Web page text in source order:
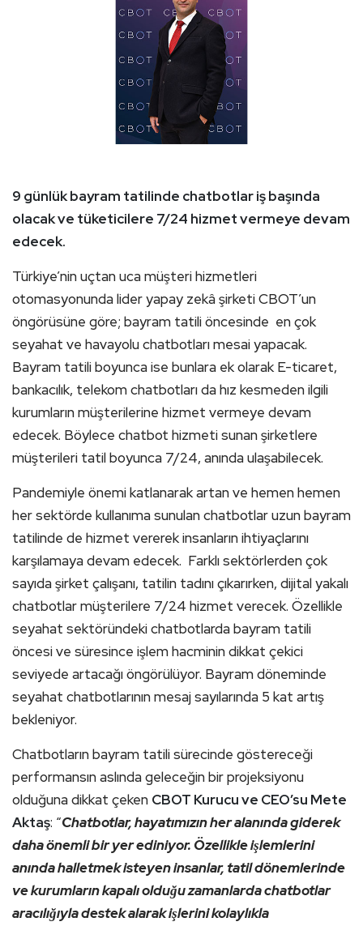
9 günlük bayram tatilinde chatbotlar iş başında
olacak ve tüketicilere 7/24 hizmet vermeye devam
edecek.
Türkiye’nin uçtan uca müşteri hizmetleri
otomasyonunda lider yapay zekâ şirketi CBOT’un
öngörüsüne göre; bayram tatili öncesinde en çok
seyahat ve havayolu chatbotları mesai yapacak.
Bayram tatili boyunca ise bunlara ek olarak E-ticaret,
bankacılık, telekom chatbotları da hız kesmeden ilgili
kurumların müşterilerine hizmet vermeye devam
edecek. Böylece chatbot hizmeti sunan şirketlere
müşterileri tatil boyunca 7/24, anında ulaşabilecek.
Pandemiyle önemi katlanarak artan ve hemen hemen
her sektörde kullanıma sunulan chatbotlar uzun bayram
tatilinde de hizmet vererek insanların ihtiyaçlarını
karşılamaya devam edecek. Farklı sektörlerden çok
sayıda şirket çalışanı, tatilin tadını çıkarırken, dijital yakalı
chatbotlar müşterilere 7/24 hizmet verecek. Özellikle
seyahat sektöründeki chatbotlarda bayram tatili
öncesi ve süresince işlem hacminin dikkat çekici
seviyede artacağı öngörülüyor. Bayram döneminde
seyahat chatbotlarının mesaj sayılarında 5 kat artış
bekleniyor.
Chatbotların bayram tatili sürecinde göstereceği
performansın aslında geleceğin bir projeksiyonu
olduğuna dikkat çeken CBOT Kurucu ve CEO’su Mete
Aktaş: “Chatbotlar, hayatımızın her alanında giderek
daha önemli bir yer ediniyor. Özellikle işlemlerini
anında halletmek isteyen insanlar, tatil dönemlerinde
ve kurumların kapalı olduğu zamanlarda chatbotlar
aracılığıyla destek alarak işlerini kolaylıkla